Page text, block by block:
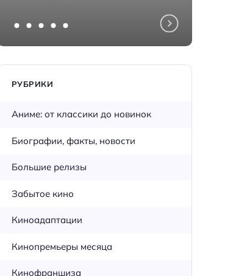
РУБРИКИ
Аниме: от классики до новинок
Биографии, факты, новости
Большие релизы
Забытое кино
Киноадаптации
Кинопремьеры месяца
Кинофраншиза